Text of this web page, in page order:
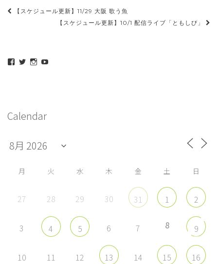
投
ビ
ゲ
ョ
【スケジュール更新】11/29 大阪 歌う魚
【スケジュール更新】10/1 配信ライブ「ともしび」
maeda_kazuaki@me.com
ィ
ー
を
Facebook
示
maedakazuaki
さ
ィ
ー
を
Twitter
maede_kazuaki
ィ
ー
を
Instagram
YouTube
示
Calendar
月 火 水 木 金 土 日
27 28 29 30 31 1 2
3 4 5 6 7 8 9
10 11 12 13 14 15 16